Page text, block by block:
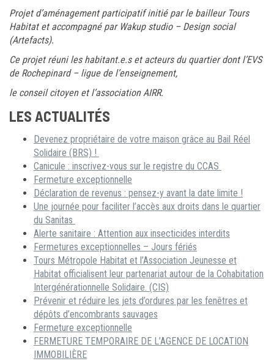
Projet d’aménagement participatif initié par le bailleur Tours
Habitat et accompagné par Wakup studio – Design social
(Artefacts).
Ce projet réuni les habitant.e.s et acteurs du quartier dont l’EVS
de Rochepinard – ligue de l’enseignement,
le conseil citoyen et l’association AIRR.
LES ACTUALITÉS
Devenez propriétaire de votre maison grâce au Bail Réel
Solidaire (BRS) !
Canicule : inscrivez-vous sur le registre du CCAS
Fermeture exceptionnelle
Déclaration de revenus : pensez-y avant la date limite !
Une journée pour faciliter l’accès aux droits dans le quartier
du Sanitas
Alerte sanitaire : Attention aux insecticides interdits
Fermetures exceptionnelles – Jours fériés
Tours Métropole Habitat et l’Association Jeunesse et
Habitat officialisent leur partenariat autour de la Cohabitation
Intergénérationnelle Solidaire. (CIS)
Prévenir et réduire les jets d’ordures par les fenêtres et
dépôts d’encombrants sauvages
Fermeture exceptionnelle
FERMETURE TEMPORAIRE DE L’AGENCE DE LOCATION
IMMOBILIÈRE